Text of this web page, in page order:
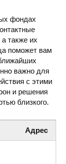
фондах
также их
поможет вам
важно для
с этими
и решения
близкого.
Адрес